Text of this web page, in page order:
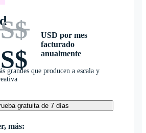
USD por mes
facturado
anualmente
grandes que producen a escala y
gratuita de 7 días
más: